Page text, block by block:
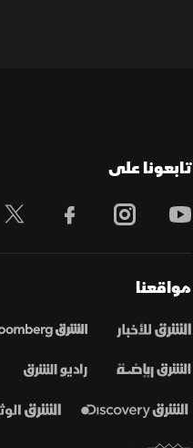
تابعونا على
مواقعنا